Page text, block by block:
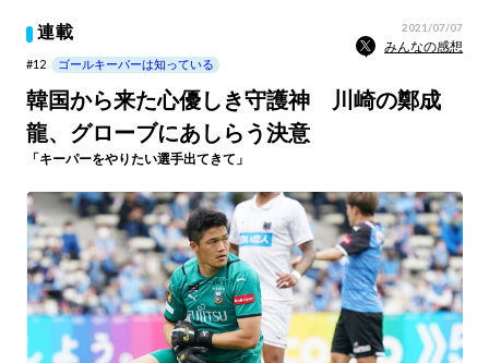
連載 2021/07/07
みんなの感想
#12 ゴールキーパーは知っている
韓国から来た心優しき守護神 川崎の鄭成
龍、グローブにあしらう決意
「キーパーをやりたい選手出てきて」